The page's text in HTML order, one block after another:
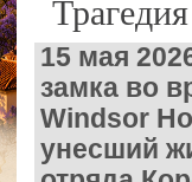
15 мая
замка во
Windsor
унесший